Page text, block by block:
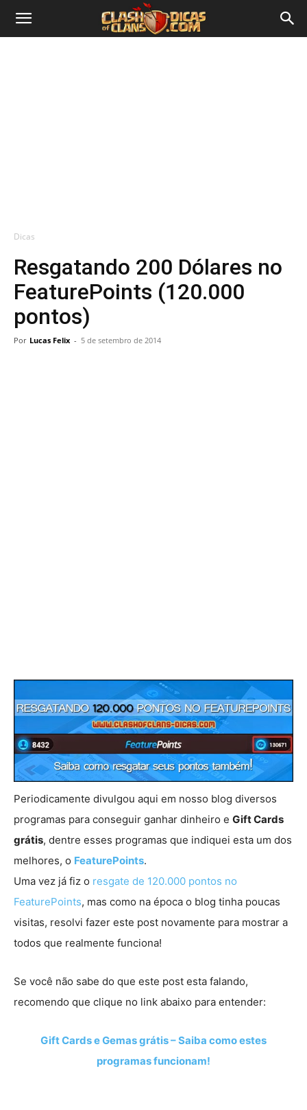
Dicas
Resgatando 200 Dólares no
FeaturePoints (120.000
pontos)
Por Lucas Felix - 5 de setembro de 2014
Periodicamente divulgou aqui em nosso blog diversos
programas para conseguir ganhar dinheiro e Gift Cards
grátis, dentre esses programas que indiquei esta um dos
melhores, o FeaturePoints.
Uma vez já fiz o resgate de 120.000 pontos no
FeaturePoints, mas como na época o blog tinha poucas
visitas, resolvi fazer este post novamente para mostrar a
todos que realmente funciona!
Se você não sabe do que este post esta falando,
recomendo que clique no link abaixo para entender:
Gift Cards e Gemas grátis – Saiba como estes
programas funcionam!